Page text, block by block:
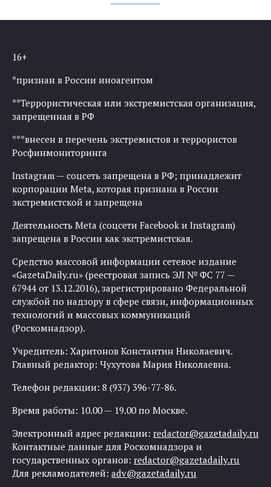
16+
*признан в России иноагентом
**Террористическая или экстремистская организация,
запрещенная в РФ
***внесен в перечень экстремистов и террористов
Росфинмониторинга
Instagram — соцсеть запрещена в РФ; принадлежит
корпорации Meta, которая признана в России
экстремистской и запрещена
Деятельность Meta (соцсети Facebook и Instagram)
запрещена в России как экстремистская.
Средство массовой информации сетевое издание
«GazetaDaily.ru» (реестровая запись ЭЛ № ФС 77 —
67944 от 13.12.2016), зарегистрировано Федеральной
службой по надзору в сфере связи, информационных
технологий и массовых коммуникаций
(Роскомнадзор).
Учредитель: Харитонов Константин Николаевич.
Главный редактор: Чухутова Мария Николаевна.
Телефон редакции: 8 (937) 396-77-86.
Время работы: 10.00 — 19.00 по Москве.
Электронный адрес редакции: redactor@gazetadaily.ru
Контактные данные для Роскомнадзора и
государственных органов: redactor@gazetadaily.ru
Для рекламодателей: adv@gazetadaily.ru